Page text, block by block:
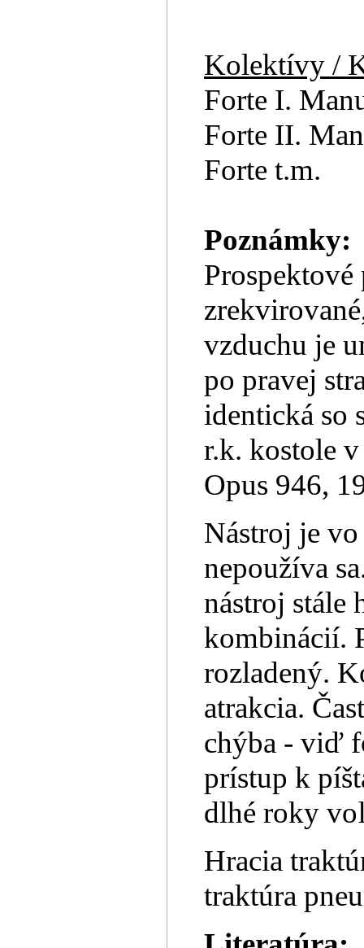
Kolektívy /
Forte I.
Forte II.
Forte t.m.
Poznámky:
vzduchu je
po pravej
identická so
r.k. kostole
Opus 946,
Nástroj je
nepoužíva
nástroj stále
kombinácií.
rozladený.
atrakcia.
chýba - viď
prístup k
dlhé roky
Hracia
traktúra